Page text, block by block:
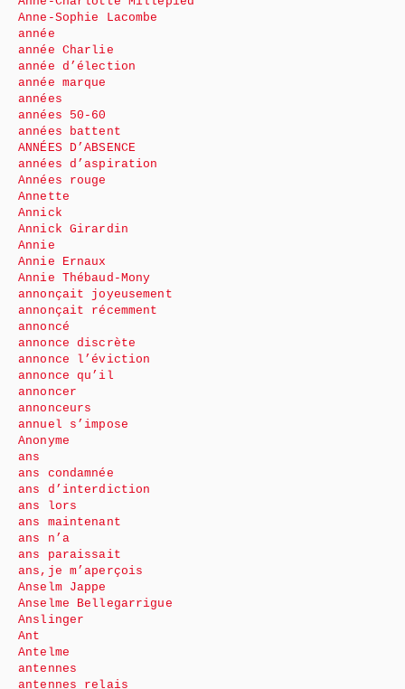
Anne-Sophie Lacombe
année
année Charlie
année d’élection
année marque
années
années 50-60
années battent
ANNÉES D’ABSENCE
années d’aspiration
Années rouge
Annette
Annick
Annick Girardin
Annie
Annie Ernaux
Annie Thébaud-Mony
annonçait joyeusement
annonçait récemment
annoncé
annonce discrète
annonce l’éviction
annonce qu’il
annoncer
annonceurs
annuel s’impose
Anonyme
ans
ans condamnée
ans d’interdiction
ans lors
ans maintenant
ans n’a
ans paraissait
ans,je m’aperçois
Anselm Jappe
Anselme Bellegarrigue
Anslinger
Ant
Antelme
antennes
antennes relais